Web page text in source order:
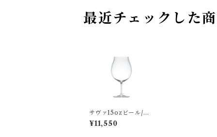
最近チェックした
サヴァ15ozビール/ワ
イン 木村硝子店
¥11,550